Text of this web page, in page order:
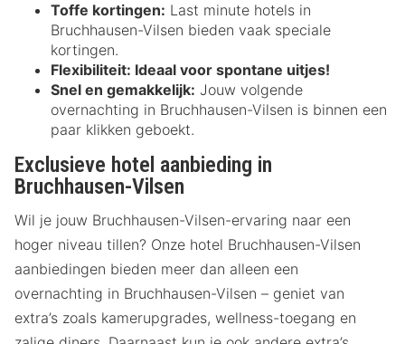
Toffe kortingen: Last minute hotels in
Bruchhausen-Vilsen bieden vaak speciale
kortingen.
Flexibiliteit: Ideaal voor spontane uitjes!
Snel en gemakkelijk: Jouw volgende
overnachting in Bruchhausen-Vilsen is binnen een
paar klikken geboekt.
Exclusieve hotel aanbieding in
Bruchhausen-Vilsen
Wil je jouw Bruchhausen-Vilsen-ervaring naar een
hoger niveau tillen? Onze hotel Bruchhausen-Vilsen
aanbiedingen bieden meer dan alleen een
overnachting in Bruchhausen-Vilsen – geniet van
extra’s zoals kamerupgrades, wellness-toegang en